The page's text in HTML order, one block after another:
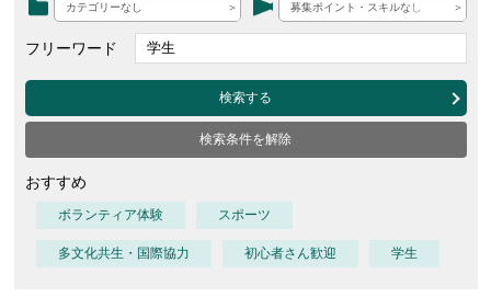
カテゴリーなし 募集ポイント・スキルなし
フリーワード
検索する
検索条件を解除
おすすめ
ボランティア体験 スポーツ
多文化共生・国際協力 初心者さん歓迎 学生